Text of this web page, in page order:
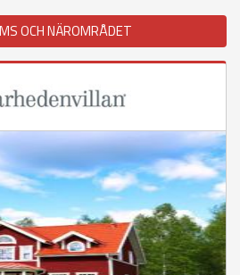
OCH NÄROMRÅDET